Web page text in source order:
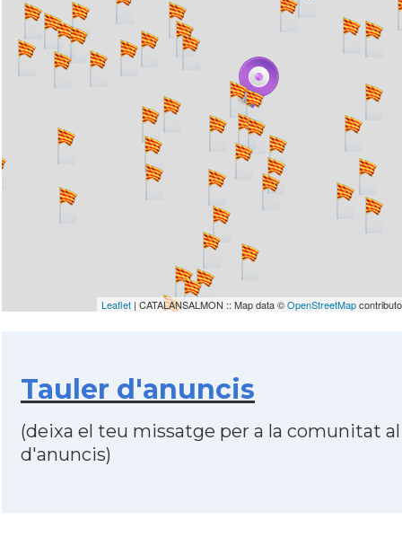
Leaflet | CATALANSALMON :: Map data ©OpenStreetMap
Tauler d'anuncis
(deixa el teu missatge per a la comunitat
d'anuncis)